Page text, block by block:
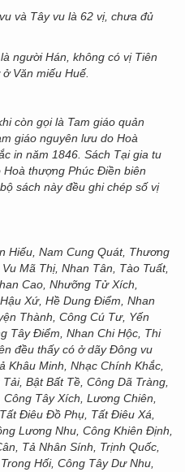
và Tây vu là 62 vị, chưa đủ
người Hán, không có vị Tiên
Văn miếu Huế.
còn gọi là Tam giáo quản
giáo nguyên lưu do Hoà
in năm 1846. Sách Tại gia tu
thượng Phúc Điền biên
sách này đều ghi chép số vị
Nam Cung Quát, Thương
Mã Thị, Nhan Tân, Tào Tuất,
Cao, Nhưỡng Tử Xích,
Xứ, Hề Dung Điểm, Nhan
Thành, Công Cú Tư, Yến
Tây Điểm, Nhan Chi Hộc, Thi
đều thấy có ở dãy Đông vu
Khâu Minh, Nhạc Chính Khắc,
Bật Bất Tề, Công Dã Tràng,
Tây Xích, Lương Chiên,
Điêu Đồ Phụ, Tất Điêu Xá,
Lương Nhu, Công Khiên Định,
Tả Nhân Sính, Trịnh Quốc,
Hối, Công Tây Dư Nhu,